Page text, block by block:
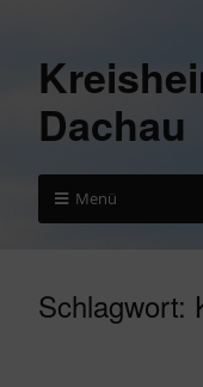
Dachau
Menü
Schlagwort: